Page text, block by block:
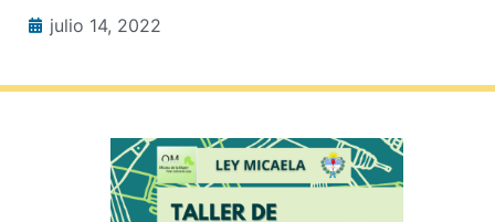
julio 14, 2022